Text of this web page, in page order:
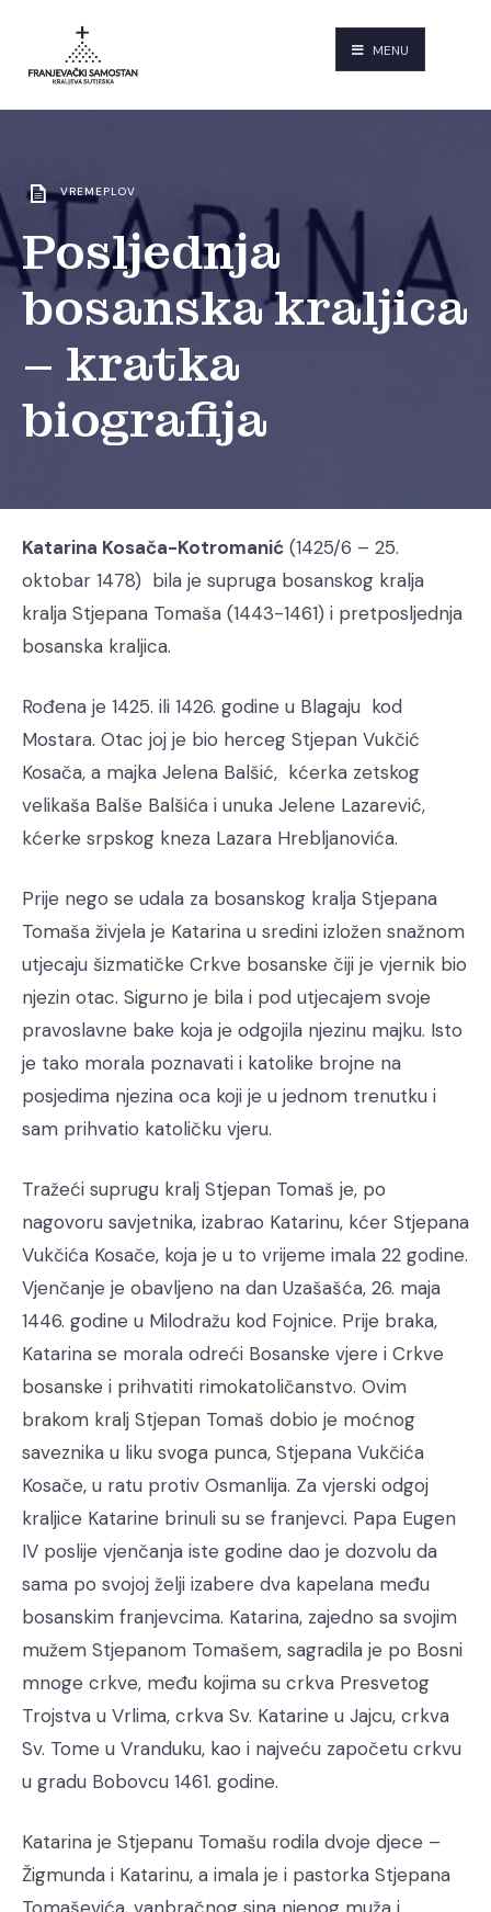
MENU
VREMEPLOV
Posljednja
bosanska kraljica
– kratka
biografija
Katarina Kosača-Kotromanić (1425/6 – 25.
oktobar 1478) bila je supruga bosanskog kralja
kralja Stjepana Tomaša (1443-1461) i pretposljednja
bosanska kraljica.
Rođena je 1425. ili 1426. godine u Blagaju kod
Mostara. Otac joj je bio herceg Stjepan Vukčić
Kosača, a majka Jelena Balšić, kćerka zetskog
velikaša Balše Balšića i unuka Jelene Lazarević,
kćerke srpskog kneza Lazara Hrebljanovića.
Prije nego se udala za bosanskog kralja Stjepana
Tomaša živjela je Katarina u sredini izložen snažnom
utjecaju šizmatičke Crkve bosanske čiji je vjernik bio
njezin otac. Sigurno je bila i pod utjecajem svoje
pravoslavne bake koja je odgojila njezinu majku. Isto
je tako morala poznavati i katolike brojne na
posjedima njezina oca koji je u jednom trenutku i
sam prihvatio katoličku vjeru.
Tražeći suprugu kralj Stjepan Tomaš je, po
nagovoru savjetnika, izabrao Katarinu, kćer Stjepana
Vukčića Kosače, koja je u to vrijeme imala 22 godine.
Vjenčanje je obavljeno na dan Uzašašća, 26. maja
1446. godine u Milodražu kod Fojnice. Prije braka,
Katarina se morala odreći Bosanske vjere i Crkve
bosanske i prihvatiti rimokatoličanstvo. Ovim
brakom kralj Stjepan Tomaš dobio je moćnog
saveznika u liku svoga punca, Stjepana Vukčića
Kosače, u ratu protiv Osmanlija. Za vjerski odgoj
kraljice Katarine brinuli su se franjevci. Papa Eugen
IV poslije vjenčanja iste godine dao je dozvolu da
sama po svojoj želji izabere dva kapelana među
bosanskim franjevcima. Katarina, zajedno sa svojim
mužem Stjepanom Tomašem, sagradila je po Bosni
mnoge crkve, među kojima su crkva Presvetog
Trojstva u Vrlima, crkva Sv. Katarine u Jajcu, crkva
Sv. Tome u Vranduku, kao i najveću započetu crkvu
u gradu Bobovcu 1461. godine.
Katarina je Stjepanu Tomašu rodila dvoje djece –
Žigmunda i Katarinu, a imala je i pastorka Stjepana